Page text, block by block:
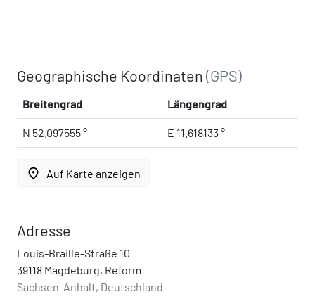
Geographische Koordinaten(GPS)
Breitengrad Längengrad
N 52.097555 ° E 11.618133 °
place Auf Karte anzeigen
Adresse
Louis-Braille-Straße 10
39118 Magdeburg, Reform
Sachsen-Anhalt, Deutschland